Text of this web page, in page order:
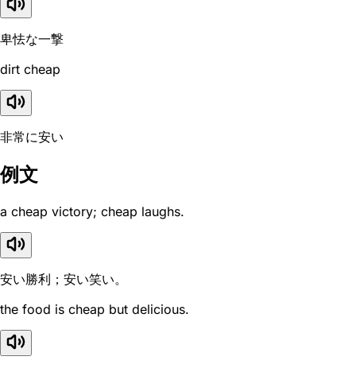
卑怯な一撃
dirt cheap
非常に安い
例文
a cheap victory; cheap laughs.
安い勝利；安い笑い。
the food is cheap but delicious.